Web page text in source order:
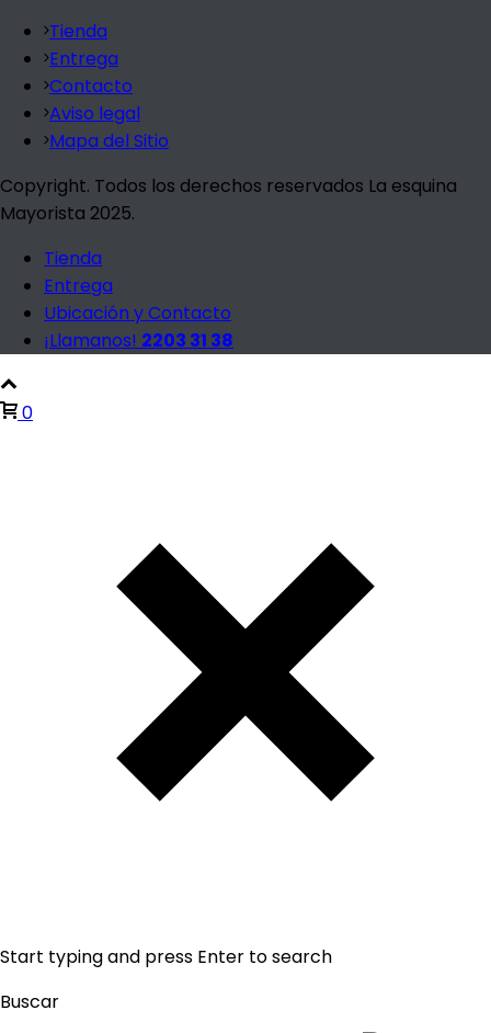
Tienda
Entrega
Contacto
Aviso legal
Mapa del Sitio
Copyright. Todos los derechos reservados La esquina
Mayorista 2025.
Tienda
Entrega
Ubicación y Contacto
¡Llamanos! 2203 31 38
0
Start typing and press Enter to search
Buscar